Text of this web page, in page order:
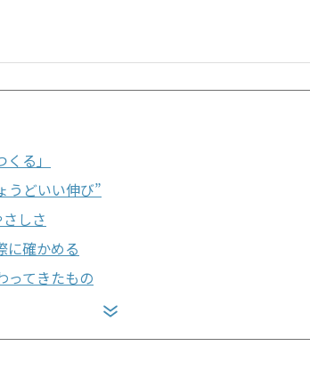
る」
うどいい伸び”
しさ
に確かめる
ってきたもの